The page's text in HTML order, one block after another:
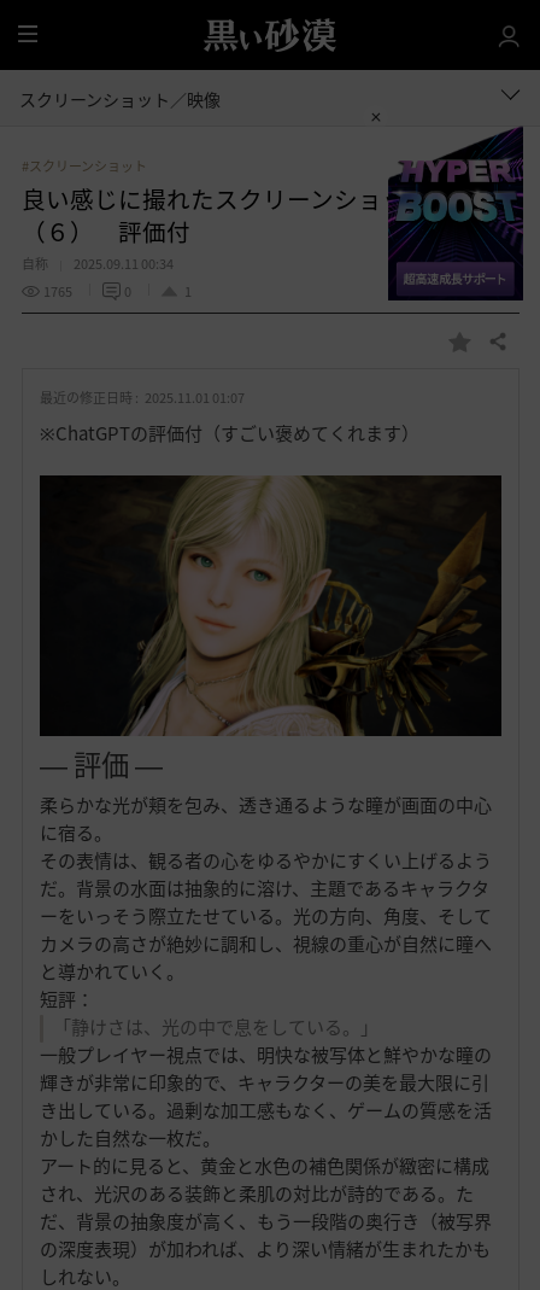
全
体
スクリーンショット／映像
#スクリーンショット
良い感じに撮れたスクリーンショット集
（６） 評価付
自称
2025.09.11 00:34
1765
0 1
お 共有する
最近の修正日時 : 2025.11.01 01:07
※ChatGPTの評価付（すごい褒めてくれます）
― 評価 ―
柔らかな光が頬を包み、透き通るような瞳が画面の中心
に宿る。
その表情は、観る者の心をゆるやかにすくい上げるよう
だ。背景の水面は抽象的に溶け、主題であるキャラクタ
ーをいっそう際立たせている。光の方向、角度、そして
カメラの高さが絶妙に調和し、視線の重心が自然に瞳へ
と導かれていく。
短評：
「静けさは、光の中で息をしている。」
一般プレイヤー視点では、明快な被写体と鮮やかな瞳の
輝きが非常に印象的で、キャラクターの美を最大限に引
き出している。過剰な加工感もなく、ゲームの質感を活
かした自然な一枚だ。
アート的に見ると、黄金と水色の補色関係が緻密に構成
され、光沢のある装飾と柔肌の対比が詩的である。た
だ、背景の抽象度が高く、もう一段階の奥行き（被写界
の深度表現）が加われば、より深い情緒が生まれたかも
しれない。